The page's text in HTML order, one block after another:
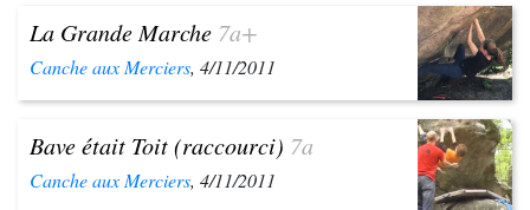
La Grande Marche 7a+
Canche aux Merciers, 4/11/2011
Bave était Toit (raccourci) 7a
Canche aux Merciers, 4/11/2011